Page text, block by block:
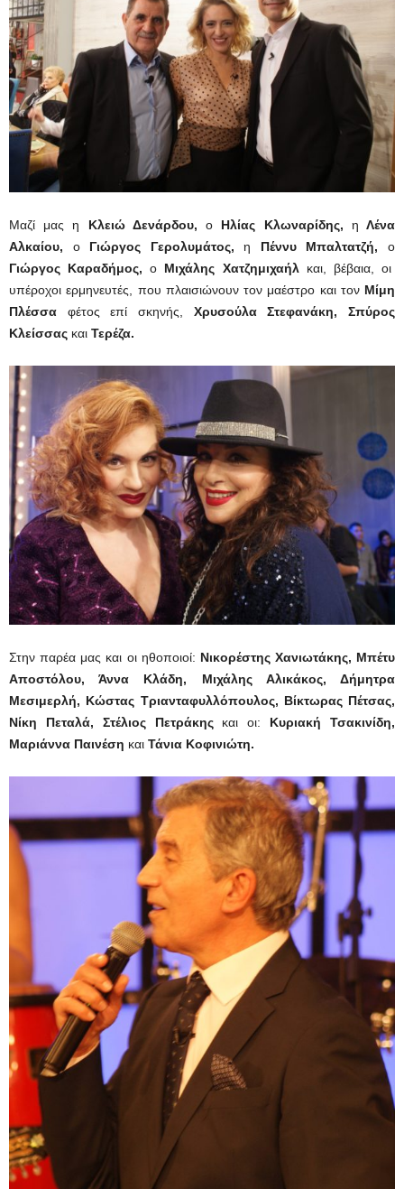
Μαζί μας η Κλειώ Δενάρδου,ο Ηλίας Κλωναρίδης, η Λένα
Αλκαίου, ο Γιώργος Γερολυμάτος,η Πέννυ Μπαλτατζή,ο
Γιώργος Καραδήμος,ο Μιχάλης Χατζημιχαήλ και, βέβαια, οι
υπέροχοι ερμηνευτές, που πλαισιώνουν τον μαέστρο και τον Μίμη
Πλέσσα φέτος επί σκηνής, Χρυσούλα Στεφανάκη, Σπύρος
Κλείσσας και Τερέζα.
Στην παρέα μας και οι ηθοποιοί: Νικορέστης Χανιωτάκης, Μπέτυ
Αποστόλου, Άννα Κλάδη, Μιχάλης Αλικάκος, Δήμητρα
Μεσιμερλή, Κώστας Τριανταφυλλόπουλος, Βίκτωρας Πέτσας,
Νίκη Πεταλά, Στέλιος Πετράκης και οι: Κυριακή Τσακινίδη,
Μαριάννα Παινέση και Τάνια Κοφινιώτη.